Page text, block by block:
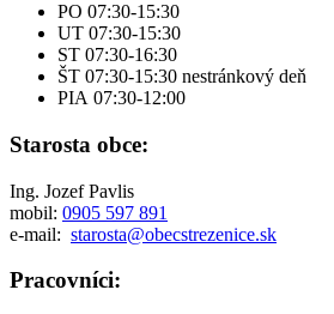
PO 07:30-15:30
UT 07:30-15:30
ST 07:30-16:30
ŠT 07:30-15:30 nestránkový deň
PIA 07:30-12:00
Starosta obce:
Ing. Jozef Pavlis
mobil: 0905 597 891
e-mail: starosta@obecstrezenice.sk
Pracovníci: